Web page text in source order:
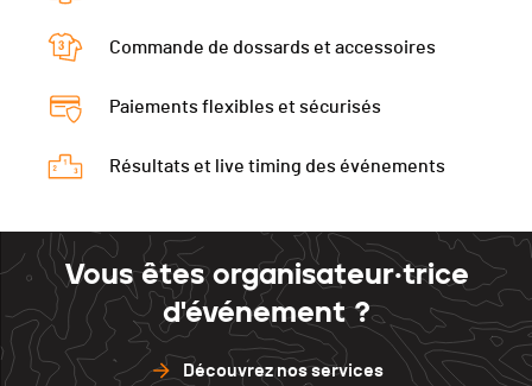
Commande de dossards et accessoires
Paiements flexibles et sécurisés
Résultats et live timing des événements
Vous êtes organisateur·trice
d'événement ?
Découvrez nos services